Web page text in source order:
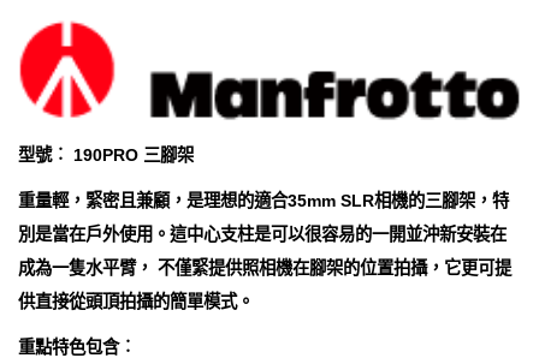
型號︰ 190PRO 三腳架
重量輕，緊密且兼顧，是理想的適合35mm SLR相機的三腳架，特
別是當在戶外使用。這中心支柱是可以很容易的一開並沖新安裝在
成為一隻水平臂， 不僅緊提供照相機在腳架的位置拍攝，它更可提
供直接從頭頂拍攝的簡單模式。
重點特色包含︰